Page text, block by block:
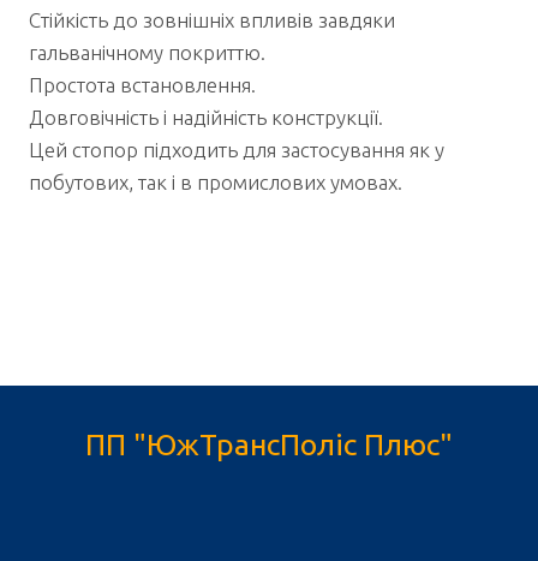
Стійкість до зовнішніх впливів завдяки
гальванічному покриттю.
Простота встановлення.
Довговічність і надійність конструкції.
Цей стопор підходить для застосування як у
побутових, так і в промислових умовах.
ПП "ЮжТрансПоліс Плюс"